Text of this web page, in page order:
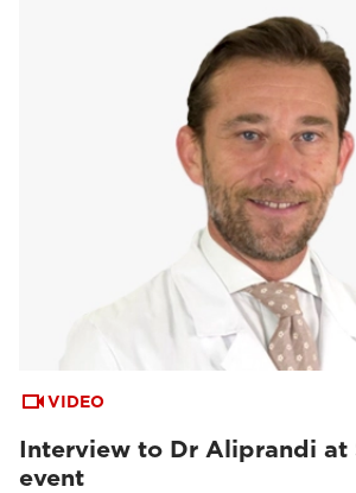
VIDEO
Interview to Dr Aliprandi at
event